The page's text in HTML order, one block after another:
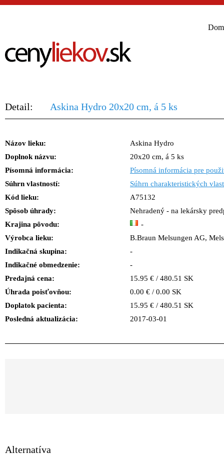
Detail: Askina Hydro 20x20 cm, á 5 ks
Názov lieku:
Askina Hydro
Doplnok názvu:
20x20 cm, á 5 ks
Písomná informácia:
Písomná informácia pre
Súhrn vlastností:
Súhrn charakteristických
Kód lieku:
A75132
Spôsob úhrady:
Nehradený - na lekársky
Krajina pôvodu:
-
Výrobca lieku:
B.Braun Melsungen AG,
Indikačná skupina:
-
Indikačné obmedzenie:
-
Predajná cena:
15.95 € / 480.51 SK
Úhrada poisťovňou:
0.00 € / 0.00 SK
Doplatok pacienta:
15.95 € / 480.51 SK
Posledná aktualizácia:
2017-03-01
Alternatíva